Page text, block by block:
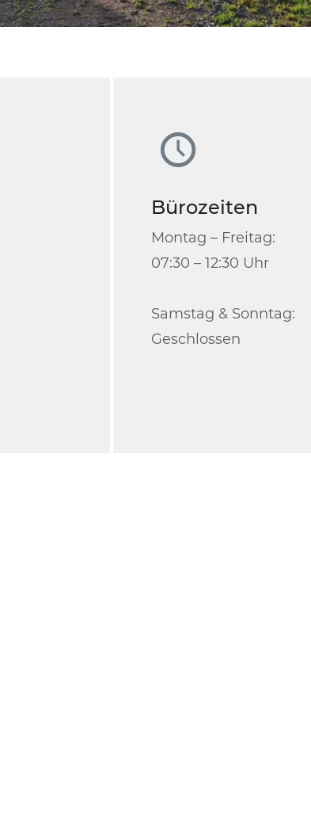
Bürozeiten
Montag – Freitag:
07:30 – 12:30 Uhr
Samstag & Sonntag:
Geschlossen